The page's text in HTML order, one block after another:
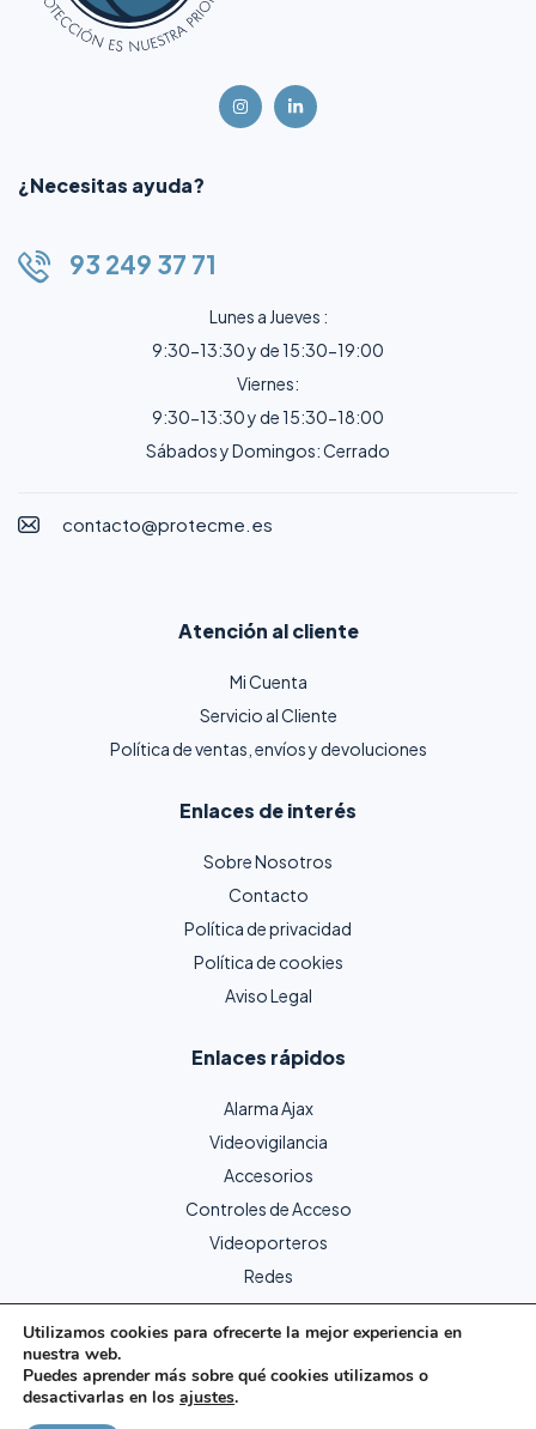
¿Necesitas ayuda?
93 249 37 71
Lunes a Jueves :
9:30-13:30 y de 15:30-19:00
Viernes:
9:30-13:30 y de 15:30-18:00
Sábados y Domingos: Cerrado
contacto@protecme.es
Atención al cliente
Mi Cuenta
Servicio al Cliente
Política de ventas, envíos y devoluciones
Enlaces de interés
Sobre Nosotros
Contacto
Política de privacidad
Política de cookies
Aviso Legal
Enlaces rápidos
Alarma Ajax
Videovigilancia
Accesorios
Controles de Acceso
Videoporteros
Redes
Copyright © 2024 Protecme Seguridad. Todos los derechos
reservados.
Utilizamos cookies para ofrecerte la mejor experiencia en
nuestra web.
Puedes aprender más sobre qué cookies utilizamos o
desactivarlas en los ajustes.